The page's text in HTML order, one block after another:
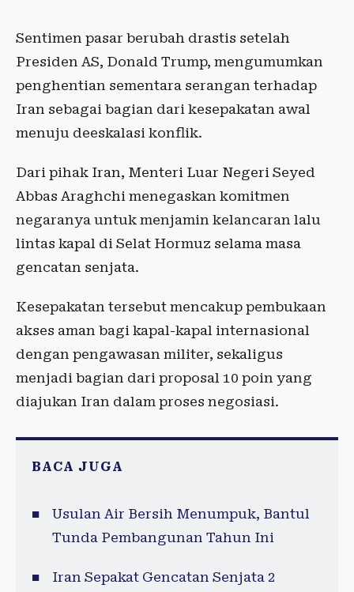
Sentimen pasar berubah drastis setelah
Presiden AS, Donald Trump, mengumumkan
penghentian sementara serangan terhadap
Iran sebagai bagian dari kesepakatan awal
menuju deeskalasi konflik.
Dari pihak Iran, Menteri Luar Negeri Seyed
Abbas Araghchi menegaskan komitmen
negaranya untuk menjamin kelancaran lalu
lintas kapal di Selat Hormuz selama masa
gencatan senjata.
Kesepakatan tersebut mencakup pembukaan
akses aman bagi kapal-kapal internasional
dengan pengawasan militer, sekaligus
menjadi bagian dari proposal 10 poin yang
diajukan Iran dalam proses negosiasi.
BACA JUGA
Usulan Air Bersih Menumpuk, Bantul
Tunda Pembangunan Tahun Ini
Iran Sepakat Gencatan Senjata 2